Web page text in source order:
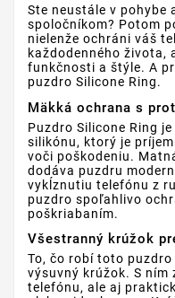
Ste neustále v pohybe
spoločníkom? Potom
nielenže ochráni váš
každodenného života,
funkčnosti a štýle. A
puzdro Silicone Ring.
Mäkká ochrana s
Puzdro Silicone Ring
silikónu, ktorý je
voči poškodeniu.
dodáva puzdru
vykĺznutiu telefónu z
puzdro spoľahlivo
poškriabaním.
Všestranný krúžok
To, čo robí toto
výsuvný krúžok. S ním
telefónu, ale aj